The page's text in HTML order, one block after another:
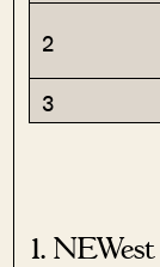
2
3
1. NEWest